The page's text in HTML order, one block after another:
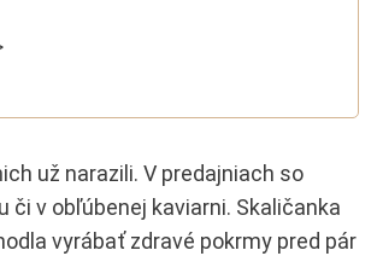
už narazili. V predajniach so
či v obľúbenej kaviarni. Skaličanka
vyrábať zdravé pokrmy pred pár